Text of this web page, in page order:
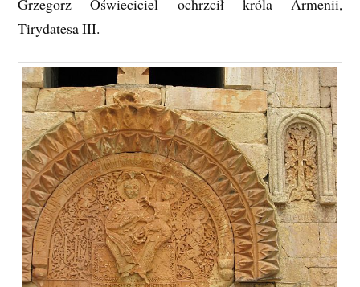
Grzegorz Oświeciciel ochrzcił króla Armenii,
Tirydatesa III.